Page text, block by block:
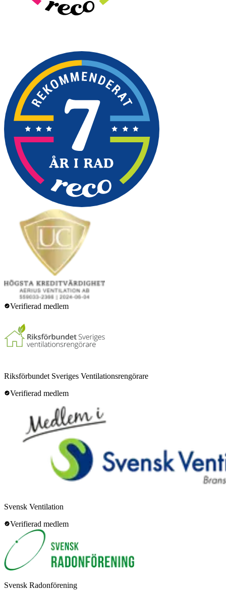
Verifierad medlem
Riksförbundet Sveriges Ventilationsrengörare
Verifierad medlem
Svensk Ventilation
Verifierad medlem
Svensk Radonförening